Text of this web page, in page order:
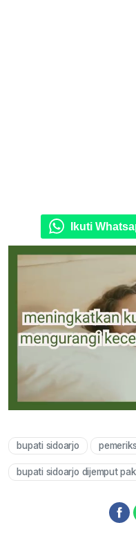
Ikuti
bupati sidoarjo
bupati sidoarjo dijemput